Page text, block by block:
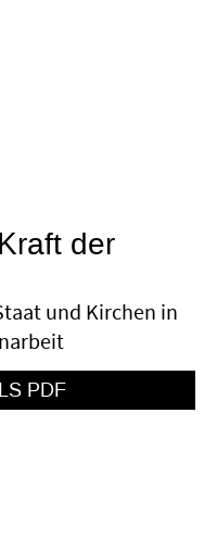
der
und Kirchen in